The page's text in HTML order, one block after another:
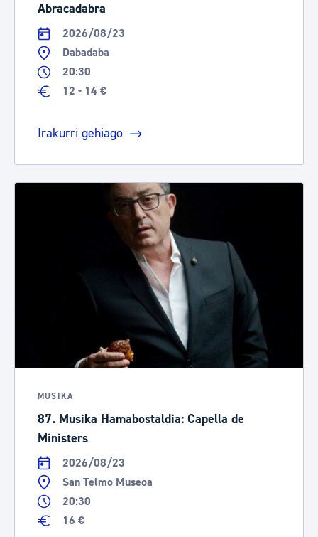
Abracadabra
2026/08/23
Dabadaba
20:30
12 - 14 €
Irakurri gehiago
MUSIKA
87. Musika Hamabostaldia: Capella de
Ministers
2026/08/23
San Telmo Museoa
20:30
16 €